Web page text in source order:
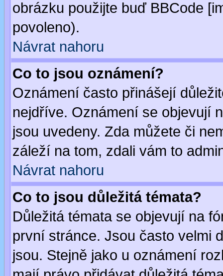
obrázku použijte buď BBCode
povoleno).
Návrat nahoru
Co to jsou oznámení?
Oznámení často přinášejí
nejdříve. Oznámení se objevují
jsou uvedeny. Zda můžete či
záleží na tom, zdali vám to
Návrat nahoru
Co to jsou důležitá témata?
Důležitá témata se objevují na
první stránce. Jsou často velmi
jsou. Stejně jako u oznámení